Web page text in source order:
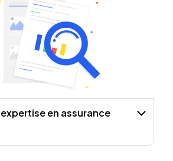
en assurance